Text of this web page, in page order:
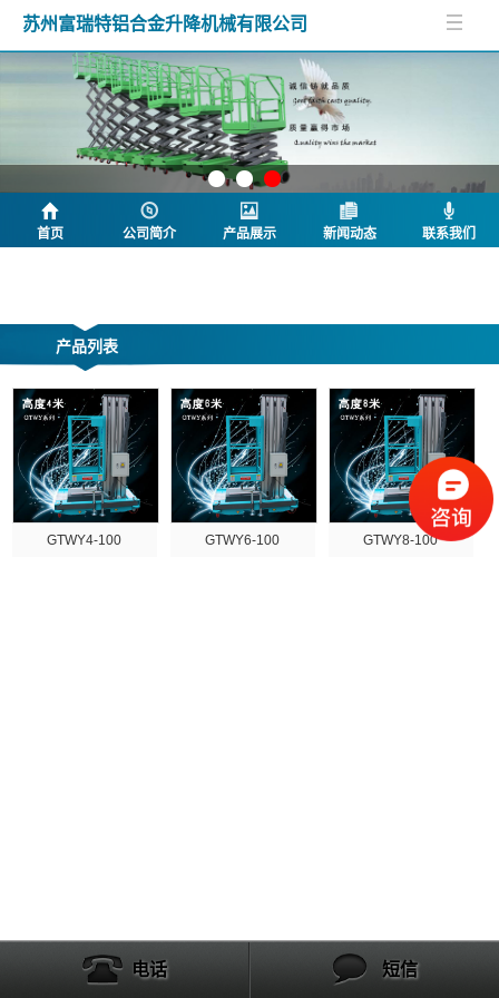
苏州富瑞特铝合金升降机械有限公司
首页 公司简介 产品展示 新闻动态 联系我们
产品列表
GTWY4-100 GTWY6-100 GTWY8-100
电话 短信